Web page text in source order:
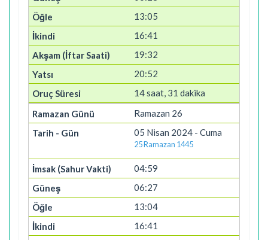
13:05
16:41
19:32
20:52
14 saat, 31 dakika
Ramazan 26
05 Nisan 2024 - Cuma
25 Ramazan 1445
04:59
06:27
13:04
16:41